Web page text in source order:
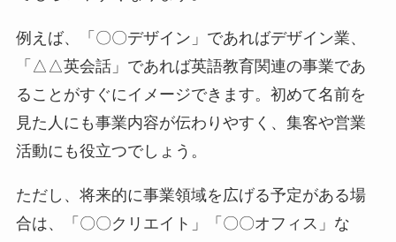
例えば、「〇〇デザイン」であればデザイン業、
「△△英会話」であれば英語教育関連の事業であ
ることがすぐにイメージできます。初めて名前を
見た人にも事業内容が伝わりやすく、集客や営業
活動にも役立つでしょう。
ただし、将来的に事業領域を広げる予定がある場
合は、「〇〇クリエイト」「〇〇オフィス」な